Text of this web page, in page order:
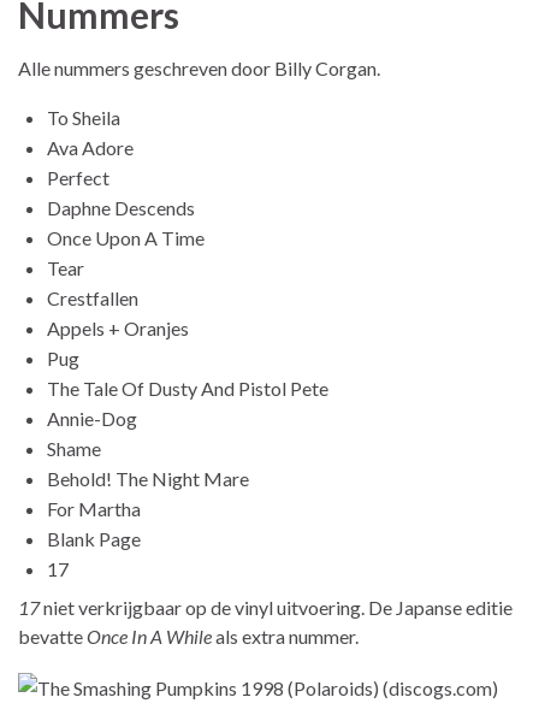
Nummers
Alle nummers geschreven door Billy Corgan.
To Sheila
Ava Adore
Perfect
Daphne Descends
Once Upon A Time
Tear
Crestfallen
Appels + Oranjes
Pug
The Tale Of Dusty And Pistol Pete
Annie-Dog
Shame
Behold! The Night Mare
For Martha
Blank Page
17
17niet verkrijgbaar op de vinyl uitvoering. De Japanse editie
bevatteOnce In A Whileals extra nummer.